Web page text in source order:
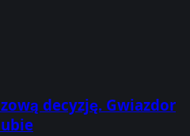
decyzję. Gwiazdor